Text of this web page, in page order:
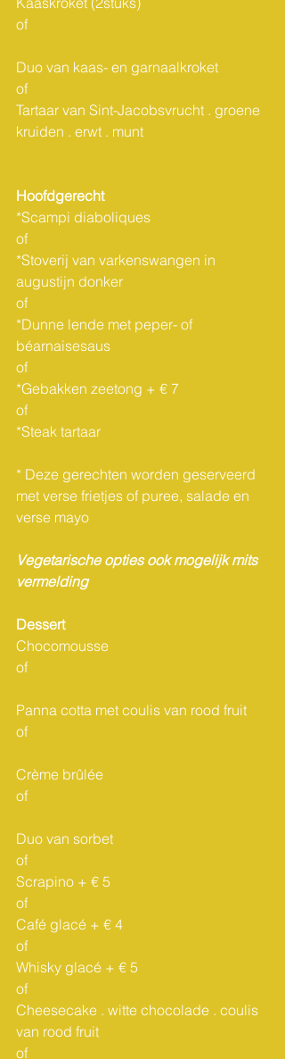
of
Duo van kaas- en garnaalkroket
of
Tartaar van Sint-Jacobsvrucht . groene
kruiden . erwt . munt
Hoofdgerecht
*Scampi diaboliques
of
*Stoverij van varkenswangen in
augustijn donker
*Dunne lende met peper- of
béarnaisesaus
*Gebakken zeetong + € 7
of
*Steak tartaar
* Deze gerechten worden geserveerd
met verse frietjes of puree, salade en
verse mayo
Vegetarische opties ook mogelijk mits
vermelding
Dessert
Chocomousse
of
Panna cotta met coulis van rood fruit
of
of
Duo van sorbet
of
Scrapino + € 5
Café glacé + € 4
of
Whisky glacé + € 5
Cheesecake . witte chocolade . coulis
van rood fruit